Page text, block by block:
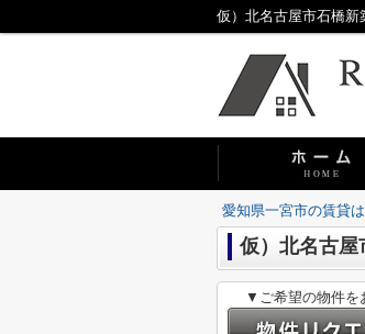
仮）北名古屋市石橋新
愛知県一宮市の賃貸
仮）北名古屋
▼ご希望の物件を